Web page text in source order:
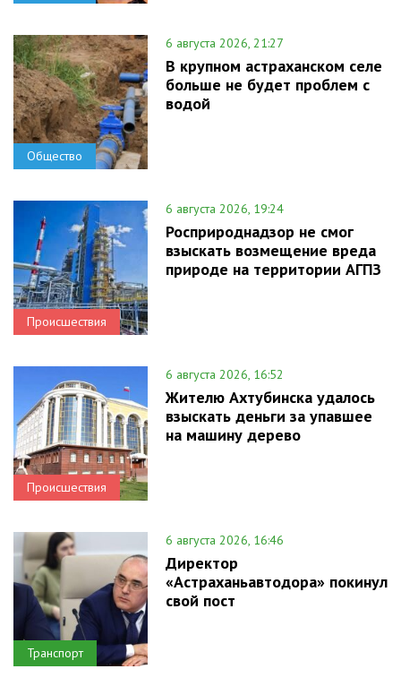
Общество
6 августа 2026, 21:27
В крупном астраханском селе
больше не будет проблем с
водой
Происшествия
6 августа 2026, 19:24
Росприроднадзор не смог
взыскать возмещение вреда
природе на территории АГПЗ
Происшествия
6 августа 2026, 16:52
Жителю Ахтубинска удалось
взыскать деньги за упавшее
на машину дерево
Транспорт
6 августа 2026, 16:46
Директор
«Астраханьавтодора» покинул
свой пост